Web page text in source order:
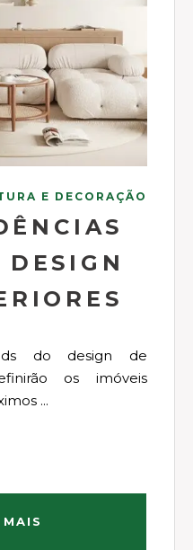
E DECORAÇÃO
os imóveis
...
MAIS